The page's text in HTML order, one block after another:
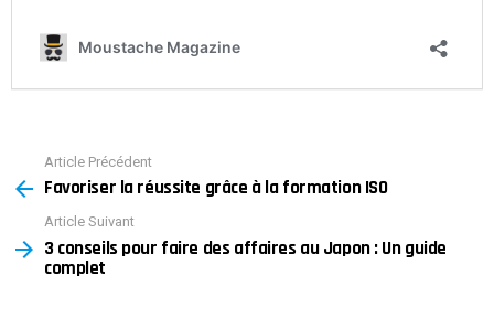
more
Article Précédent
Favoriser la réussite grâce à la formation ISO
Article Suivant
3 conseils pour faire des affaires au Japon : Un guide
complet